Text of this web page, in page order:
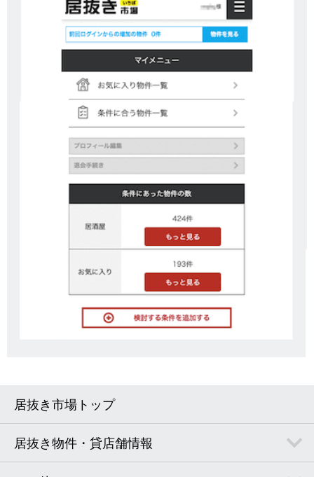
居抜き市場トップ
居抜き物件・貸店舗情報